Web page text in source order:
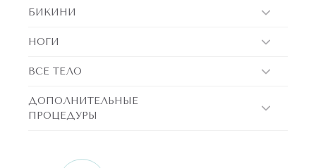
БИКИНИ
НОГИ
ВСЕ ТЕЛО
ДОПОЛНИТЕЛЬНЫЕ
ПРОЦЕДУРЫ